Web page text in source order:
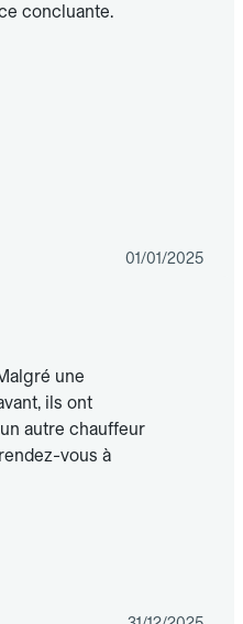
concluante.
01/01/2025
une
ils ont
autre chauffeur
vous à